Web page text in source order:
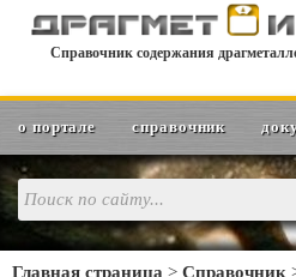
Справочник содержания
о портале справочник
Главная страница > Справочник